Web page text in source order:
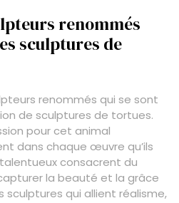
renommés
sculptures de
renommés qui se sont
de sculptures de tortues.
pour cet animal
dans chaque œuvre qu’ils
consacrent du
la beauté et la grâce
qui allient réalisme,